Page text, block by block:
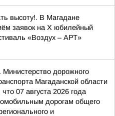
высоту!. В Магадане
заявок на X юбилейный
«Воздух – АРТ»
дорожного
Магаданской области
07 августа 2026 года
дорогам общего
и